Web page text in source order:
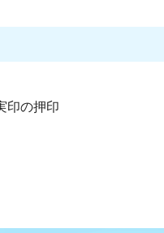
印の押印